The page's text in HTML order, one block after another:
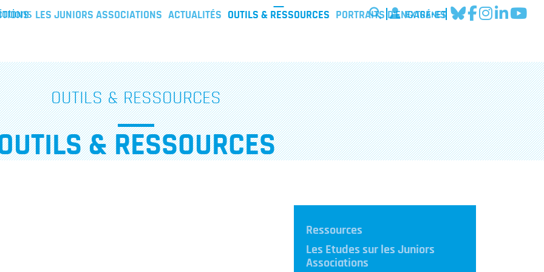
LES JUNIORS ASSOCIATIONS ACTUALITÉS OUTILS & RESSOURCES PORTRAITS D'ENGAGÉ·ES
EXTRANET
OUTILS & RESSOURCES
& RESSOURCES
Ressources
Les Etudes sur les Juniors
Associations